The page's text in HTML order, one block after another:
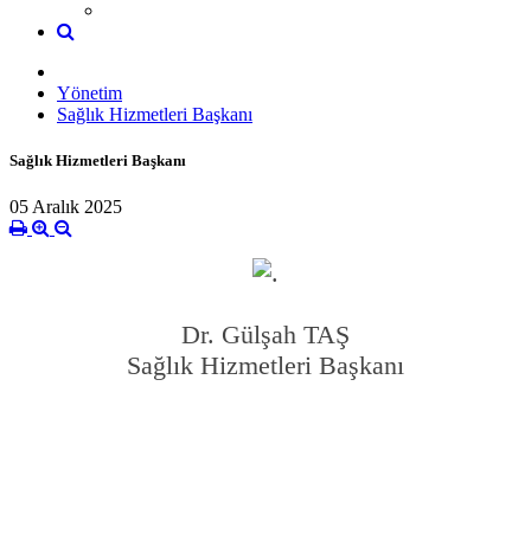
Yönetim
Sağlık Hizmetleri Başkanı
Sağlık Hizmetleri Başkanı
05 Aralık 2025
Dr. Gülşah TAŞ
Sağlık Hizmetleri Başkanı